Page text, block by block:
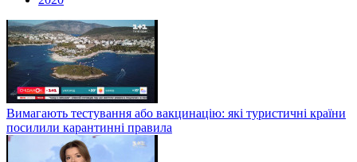
Вимагають тестування або вакцинацію: які туристичні країни
посилили карантинні правила